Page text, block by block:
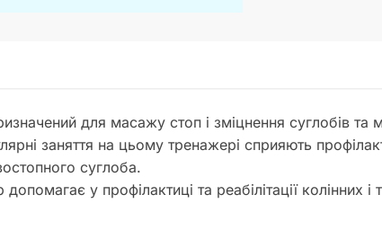
для масажу стоп і зміцнення суглобів та
заняття на цьому тренажері сприяють
суглоба.
у профілактиці та реабілітації колінних